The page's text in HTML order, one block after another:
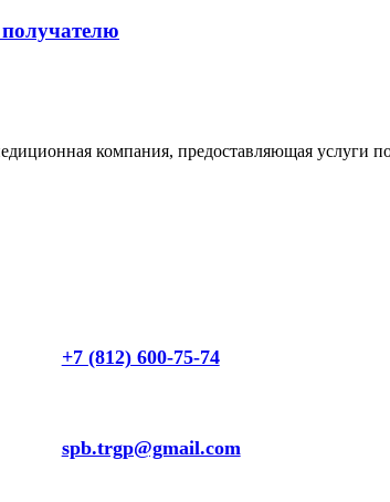
компания, предоставляющая услуги по
+7 (812) 600-75-74
spb.trgp@gmail.com